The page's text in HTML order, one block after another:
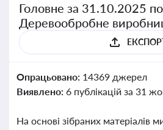
Головне за 31.10.2025 по
Деревообробне
Опрацьовано: 14369 джерел
Виявлено: 6 публікацій за 31
На основі зібраних матеріалів